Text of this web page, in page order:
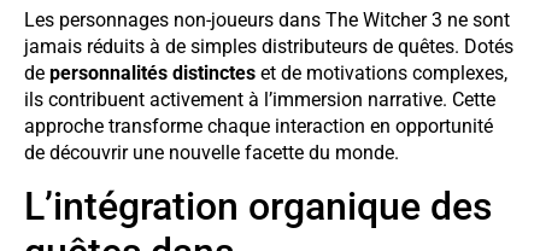
Les personnages non-joueurs dans The Witcher 3 ne sont
jamais réduits à de simples distributeurs de quêtes. Dotés
de personnalités distinctes et de motivations complexes,
ils contribuent activement à l’immersion narrative. Cette
approche transforme chaque interaction en opportunité
de découvrir une nouvelle facette du monde.
L’intégration organique des